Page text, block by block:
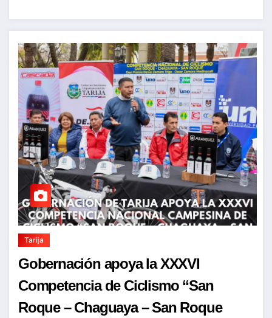
Tarija
Gobernación apoya la XXXVI
Competencia de Ciclismo “San
Roque – Chaguaya – San Roque